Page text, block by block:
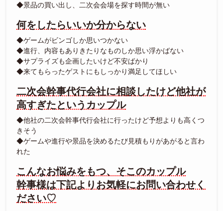
◆景品の買い出し、二次会会場を探す時間が無い
何をしたらいいか分からない
◆ゲームがビンゴしか思いつかない
◆進行、内容もありきたりなものしか思い浮かばない
◆サプライズも企画したいけど不安ばかり
◆来てもらったゲストにもしっかり満足してほしい
二次会幹事代行会社に相談したけど他社が
高すぎたというカップル
◆他社の二次会幹事代行会社に行ったけど予想よりも高くつ
きそう
◆ゲームや進行や景品を決めるたび見積もりがあがると言わ
れた
こんなお悩みをもつ、そこのカップル
幹事様は下記よりお気軽にお問い合わせく
ださい♡